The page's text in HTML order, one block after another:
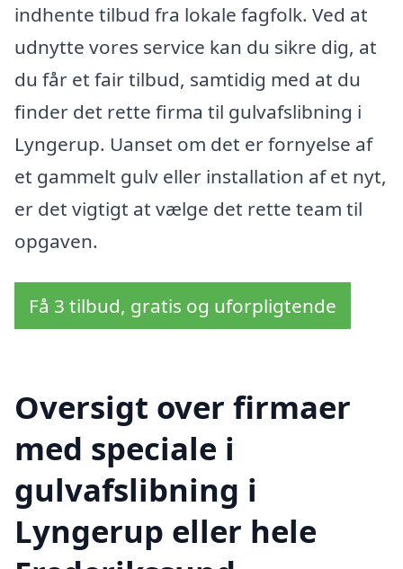
indhente tilbud fra lokale fagfolk. Ved at
udnytte vores service kan du sikre dig, at
du får et fair tilbud, samtidig med at du
finder det rette firma til gulvafslibning i
Lyngerup. Uanset om det er fornyelse af
et gammelt gulv eller installation af et nyt,
er det vigtigt at vælge det rette team til
opgaven.
Få 3 tilbud, gratis og uforpligtende
Oversigt over firmaer
med speciale i
gulvafslibning i
Lyngerup eller hele